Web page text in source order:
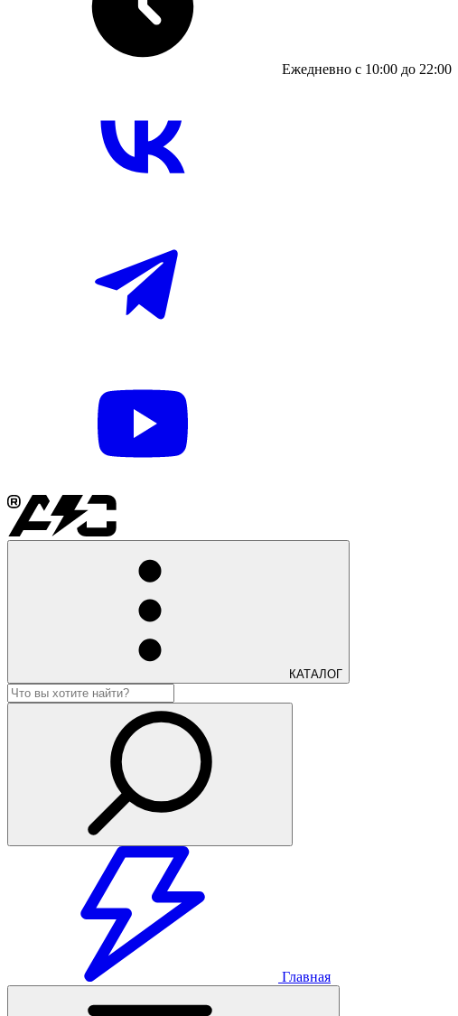
Ежедневно с 10:00 до 22:00
КАТАЛОГ
Главная